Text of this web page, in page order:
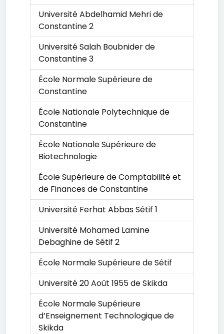
Université Abdelhamid Mehri de
Constantine 2
Université Salah Boubnider de
Constantine 3
École Normale Supérieure de
Constantine
École Nationale Polytechnique de
Constantine
École Nationale Supérieure de
Biotechnologie
École Supérieure de Comptabilité et
de Finances de Constantine
Université Ferhat Abbas Sétif 1
Université Mohamed Lamine
Debaghine de Sétif 2
École Normale Supérieure de Sétif
Université 20 Août 1955 de Skikda
École Normale Supérieure
d’Enseignement Technologique de
Skikda